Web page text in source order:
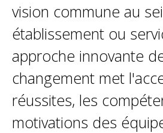
vision commune au
établissement ou
approche innovante
changement met
réussites, les
motivations des